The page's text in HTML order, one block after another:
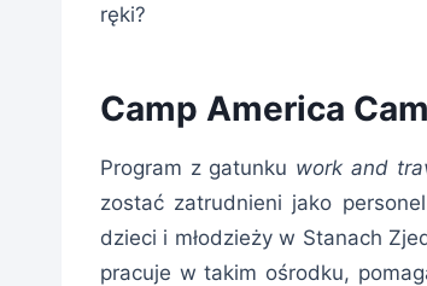
ręki?
Camp America
Program z gatunku work and
zostać zatrudnieni jako
dzieci i młodzieży w Stanach
pracuje w takim ośrodku,